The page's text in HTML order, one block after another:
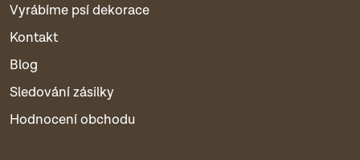
Vyrábíme psí dekorace
Kontakt
Blog
Sledování zásilky
Hodnocení obchodu